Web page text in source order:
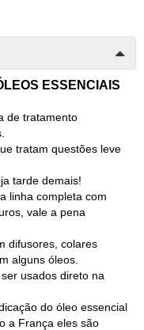
ESSENCIAIS
de tratamento
tratam questões leve
tarde demais!
linha completa com
vale a pena
difusores, colares
alguns óleos.
usados direto na
do óleo essencial
a França eles são